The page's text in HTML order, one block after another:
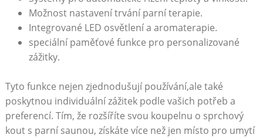
Možnost nastavení trvání parní terapie.
Integrované LED osvětlení a aromaterapie.
speciální paměťové funkce pro personalizované
zážitky.
Tyto funkce nejen zjednodušují používání,ale také
poskytnou individuální zážitek podle vašich potřeb a
preferencí. Tím, že rozšíříte svou koupelnu o sprchový
kout s parní saunou, získáte více než jen místo pro umytí